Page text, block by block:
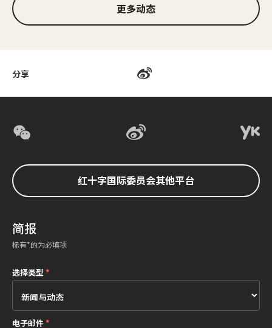
分享
更多动态
红十字国际委员会其他平台
简报
标有*的为必填项
选择类型*
电子邮件*